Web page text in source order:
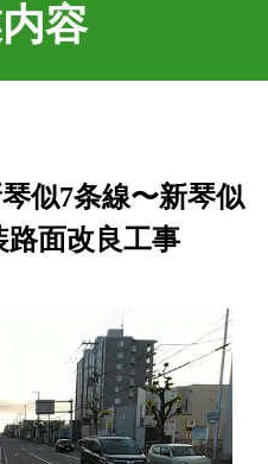
容
似7条線〜新琴似
路面改良工事